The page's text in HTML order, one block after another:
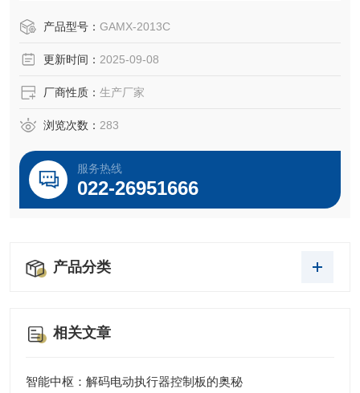
块（WFM-P、WF-01、WF-M、WF-130、WFM-01）、电位
产品型号： GAMX-2013C
更新时间： 2025-09-08
厂商性质： 生产厂家
浏览次数： 283
服务热线
022-26951666
产品分类
相关文章
智能中枢：解码电动执行器控制板的奥秘